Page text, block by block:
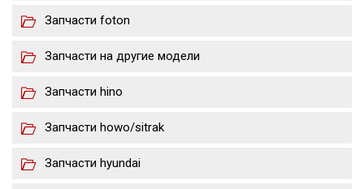
Запчасти foton
Запчасти на другие модели
Запчасти hino
Запчасти howo/sitrak
Запчасти hyundai